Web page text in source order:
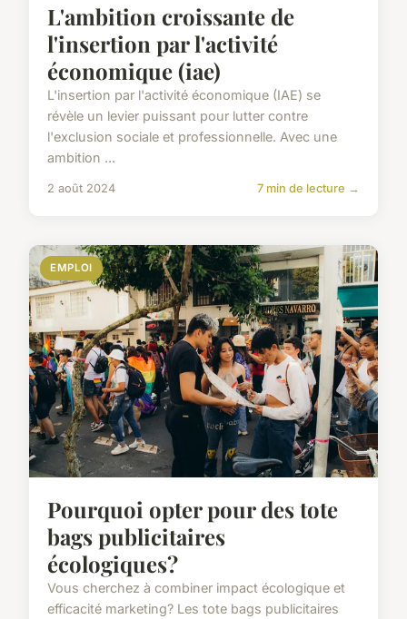
L'ambition croissante de
l'insertion par l'activité
économique (iae)
L'insertion par l'activité économique (IAE) se
révèle un levier puissant pour lutter contre
l'exclusion sociale et professionnelle. Avec une
ambition ...
2 août 2024 7 min de lecture →
EMPLOI
Pourquoi opter pour des tote
bags publicitaires
écologiques?
Vous cherchez à combiner impact écologique et
efficacité marketing? Les tote bags publicitaires